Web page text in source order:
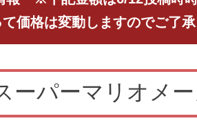
価格は変動しますのでご了承
ーパーマリオメ